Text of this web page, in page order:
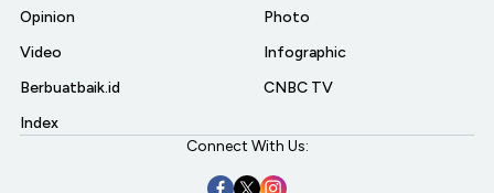
Opinion
Video
Berbuatbaik.id
Index
Photo
Infographic
CNBC TV
Connect With Us: